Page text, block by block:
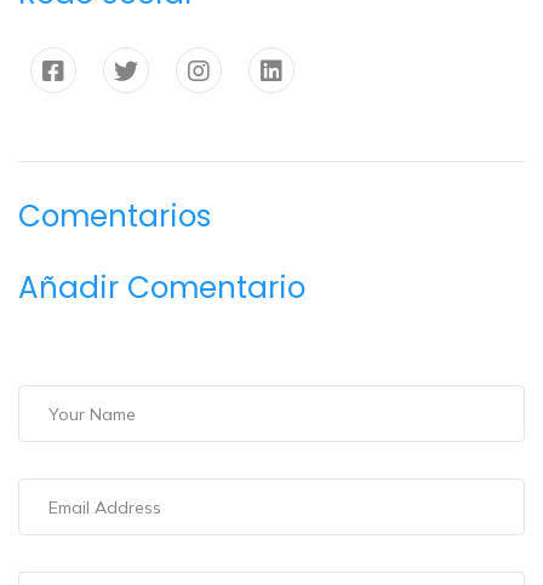
Comentarios
Añadir Comentario